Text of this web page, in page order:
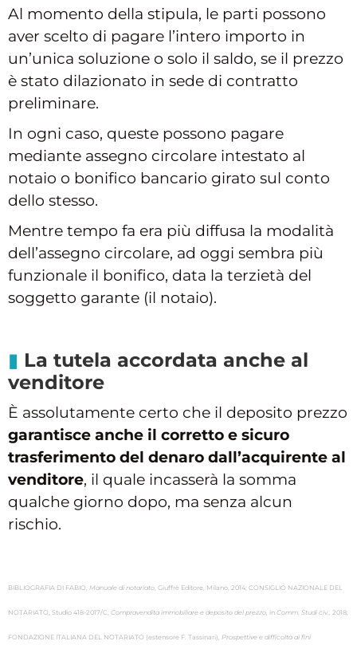
Al momento della stipula, le parti possono
aver scelto di pagare l’intero importo in
un’unica soluzione o solo il saldo, se il prezzo
è stato dilazionato in sede di contratto
preliminare.
In ogni caso, queste possono pagare
mediante assegno circolare intestato al
notaio o bonifico bancario girato sul conto
dello stesso.
Mentre tempo fa era più diffusa la modalità
dell’assegno circolare, ad oggi sembra più
funzionale il bonifico, data la terzietà del
soggetto garante (il notaio).
La tutela accordata anche al
venditore
È assolutamente certo che il deposito prezzo
garantisce anche il corretto e sicuro
trasferimento del denaro dall’acquirente al
venditore, il quale incasserà la somma
qualche giorno dopo, ma senza alcun
rischio.
BIBLIOGRAFIA DI FABIO, Manuale di notariato , Giuffrè Editore, Milano, 2014; CONSIGLIO NAZIONALE DEL
NOTARIATO, Studio 418-2017/C, Compravendita immobiliare e deposito del prezzo , in Comm. Studi civ. , 2018;
FONDAZIONE ITALIANA DEL NOTARIATO (estensore F. Tassinari), Prospettive e difficoltà ai fini